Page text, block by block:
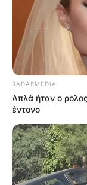
RADARMEDIA
Απλά ήταν ο
έντονο